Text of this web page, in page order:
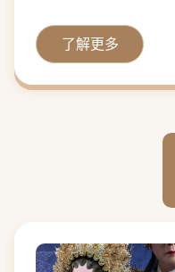
了解更多